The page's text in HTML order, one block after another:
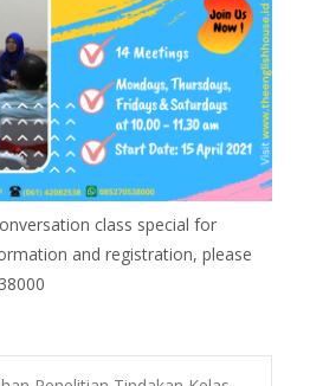
class special for
and registration, please